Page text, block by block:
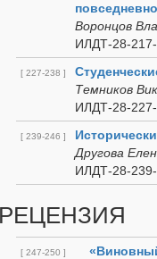
Воронцов
ИЛДТ-28-
[ 227-238 ]
Темников
ИЛДТ-28-
[ 239-246 ]
Другова
ИЛДТ-28-
РЕЦЕНЗИЯ
[ 247-250 ]